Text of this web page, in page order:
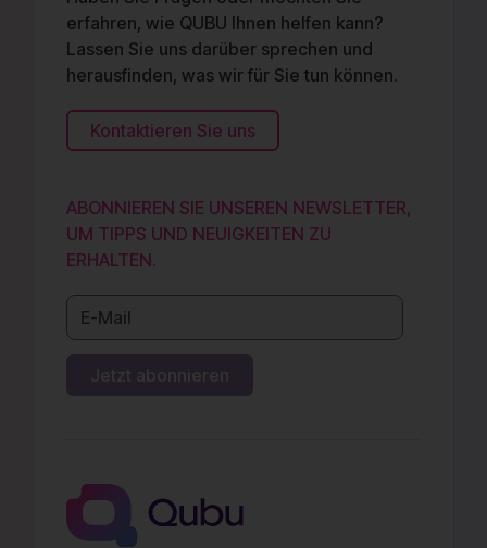
erfahren, wie QUBU Ihnen helfen kann?
Lassen Sie uns darüber sprechen und
herausfinden, was wir für Sie tun können.
Kontaktieren Sie uns
ABONNIEREN SIE UNSEREN NEWSLETTER,
UM TIPPS UND NEUIGKEITEN ZU
ERHALTEN.